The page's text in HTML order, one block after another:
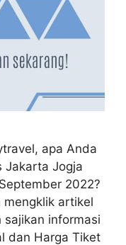
apa Anda
Jakarta Jogja
2022?
artikel
informasi
dan Harga Tiket